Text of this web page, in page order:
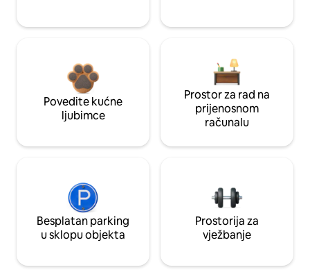
Povedite kućne
ljubimce
Prostor za rad na
prijenosnom
računalu
Besplatan parking
u sklopu objekta
Prostorija za
vježbanje